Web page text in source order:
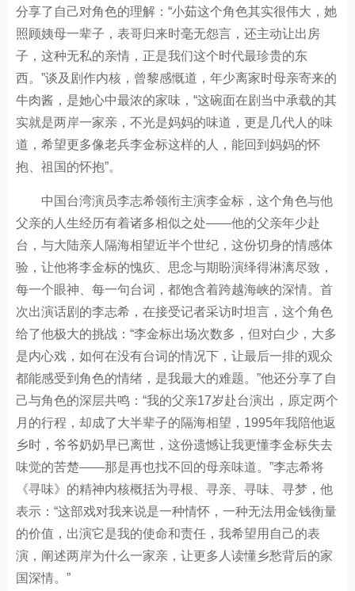
分享了自己对角色的理解：“小茹这个角色其实很伟大，她
照顾姨母一辈子，表哥归来时毫无怨言，还主动让出房
子，这种无私的亲情，正是我们这个时代最珍贵的东
西。”谈及剧作内核，曾黎感慨道，年少离家时母亲寄来的
牛肉酱，是她心中最浓的家味，“这碗面在剧当中承载的其
实就是两岸一家亲，不光是妈妈的味道，更是几代人的味
道，希望更多像老兵李金标这样的人，能回到妈妈的怀
抱、祖国的怀抱”。
中国台湾演员李志希领衔主演李金标，这个角色与他
父亲的人生经历有着诸多相似之处——他的父亲年少赴
台，与大陆亲人隔海相望近半个世纪，这份切身的情感体
验，让他将李金标的愧疚、思念与期盼演绎得淋漓尽致，
每一个眼神、每一句台词，都饱含着跨越海峡的深情。首
次出演话剧的李志希，在接受记者采访时坦言，这个角色
给了他极大的挑战：“李金标出场次数多，但对白少，大多
是内心戏，如何在没有台词的情况下，让最后一排的观众
都能感受到角色的情绪，是我最大的难题。”他还分享了自
己与角色的深层共鸣：“我的父亲17岁赴台演出，原定两个
月的行程，却成了大半辈子的隔海相望，1995年我陪他返
乡时，爷爷奶奶早已离世，这份遗憾让我更懂李金标失去
味觉的苦楚——那是再也找不回的母亲味道。”李志希将
《寻味》的精神内核概括为寻根、寻亲、寻味、寻梦，他
表示：“这部戏对我来说是一种情怀，一种无法用金钱衡量
的价值，出演它是我的使命和责任，我希望用自己的表
演，阐述两岸为什么一家亲，让更多人读懂乡愁背后的家
国深情。”